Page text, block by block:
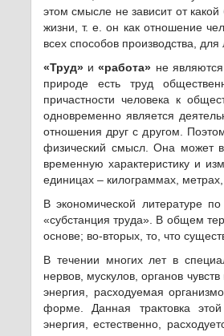
этом смысле не зависит от
жизни, т. е. он как отношение
всех способов производства,
«Труд» и«работа» не
природе есть труд
причастности человека к
одновременно является
отношения друг с другом.
физический смысл. Она может
временную характеристику и
единицах – килограммах, метрах,
В экономической литературе
«субстанция труда». В общем
основе; во-вторых, то, что
В течении многих лет в
нервов, мускулов, органов
энергия, расходуемая
форме. Данная трактовка этой
энергия, естественно,